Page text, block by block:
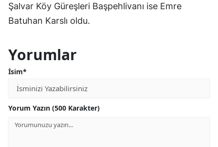
Şalvar Köy Güreşleri Başpehlivanı ise Emre
Batuhan Karslı oldu.
Yorumlar
İsim*
Yorum Yazın (500 Karakter)